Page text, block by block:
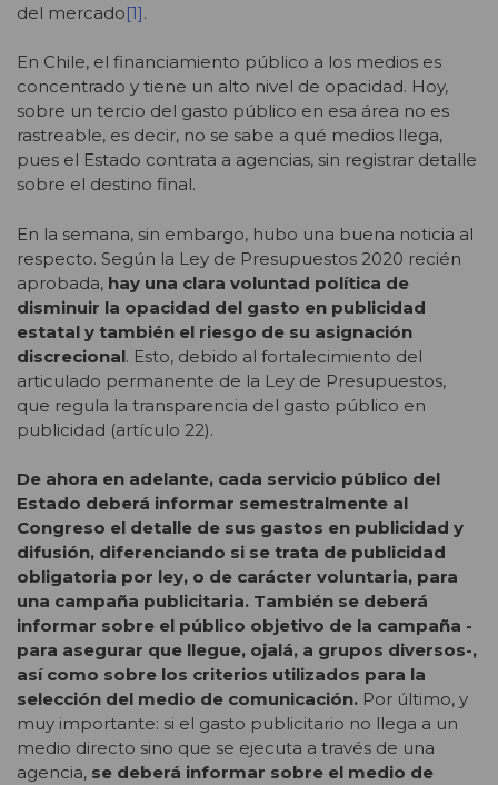
del mercado[1].
En Chile, el financiamiento público a los medios es
concentrado y tiene un alto nivel de opacidad. Hoy,
sobre un tercio del gasto público en esa área no es
rastreable, es decir, no se sabe a qué medios llega,
pues el Estado contrata a agencias, sin registrar detalle
sobre el destino final.
En la semana, sin embargo, hubo una buena noticia al
respecto. Según la Ley de Presupuestos 2020 recién
aprobada, hay una clara voluntad política de
disminuir la opacidad del gasto en publicidad
estatal y también el riesgo de su asignación
discrecional. Esto, debido al fortalecimiento del
articulado permanente de la Ley de Presupuestos,
que regula la transparencia del gasto público en
publicidad (artículo 22).
De ahora en adelante, cada servicio público del
Estado deberá informar semestralmente al
Congreso el detalle de sus gastos en publicidad y
difusión, diferenciando si se trata de publicidad
obligatoria por ley, o de carácter voluntaria, para
una campaña publicitaria. También se deberá
informar sobre el público objetivo de la campaña -
para asegurar que llegue, ojalá, a grupos diversos-,
así como sobre los criterios utilizados para la
selección del medio de comunicación. Por último, y
muy importante: si el gasto publicitario no llega a un
medio directo sino que se ejecuta a través de una
agencia, se deberá informar sobre el medio de